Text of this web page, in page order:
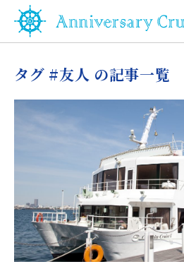
タグ #友人 の記事一覧